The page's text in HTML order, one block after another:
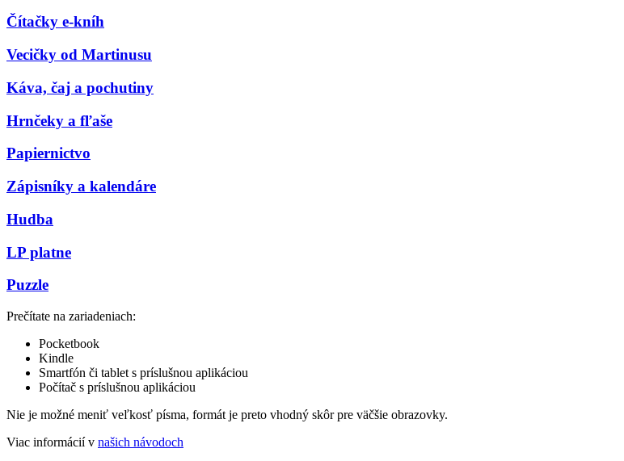
Čítačky e-kníh
Vecičky od Martinusu
Káva, čaj a pochutiny
Hrnčeky a fľaše
Papiernictvo
Zápisníky a kalendáre
Hudba
LP platne
Puzzle
Prečítate na zariadeniach:
Pocketbook
Kindle
Smartfón či tablet s príslušnou aplikáciou
Počítač s príslušnou aplikáciou
Nie je možné meniť veľkosť písma, formát je preto vhodný skôr pre väčšie obrazovky.
Viac informácií v našich návodoch